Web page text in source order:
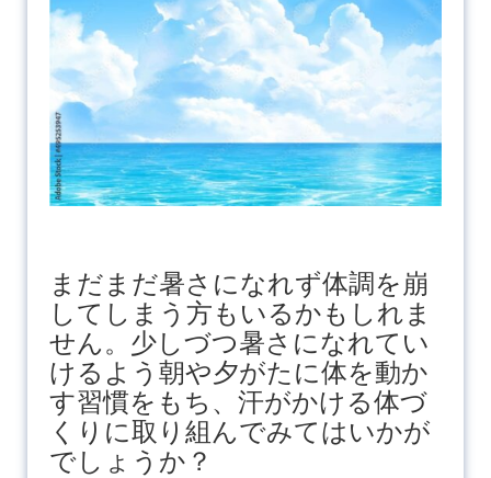
まだまだ暑さになれず体調を崩
してしまう方もいるかもしれま
せん。少しづつ暑さになれてい
けるよう朝や夕がたに体を動か
す習慣をもち、汗がかける体づ
くりに取り組んでみてはいかが
でしょうか？